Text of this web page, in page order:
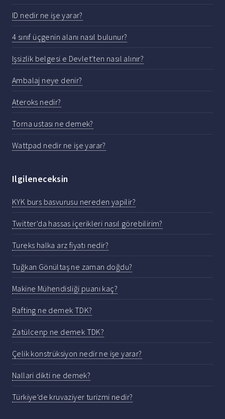
ID nedir ne işe yarar?
4 sınıf üçgenin alanı nasıl bulunur?
Işsizlik belgesi e Devlet'ten nasıl alınır?
Ambalaj neye denir?
Ateroks nedir?
Torna ustası ne demek?
Wattpad nedir ne işe yarar?
Ilgileneceksin
KYK burs basvurusu nereden yapilir?
Twitter'da hassas içerikleri nasıl görebilirim?
Tureks halka arz fiyatı nedir?
Tuğkan Gönültaş ne zaman doğdu?
Makine Mühendisliği puanı kaç?
Rafting ne demek TDK?
Zatülcenp ne demek TDK?
Çelik konstrüksiyon nedir ne işe yarar?
Nallari dikti ne demek?
Türkiye'de kruvaziyer turizmi nedir?